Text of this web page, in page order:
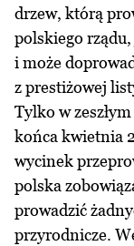
drzew, którą
polskiego
i może
z prestiżowej
Tylko w
końca kwietnia
wycinek
polska
prowadzić
przyrodnicze.